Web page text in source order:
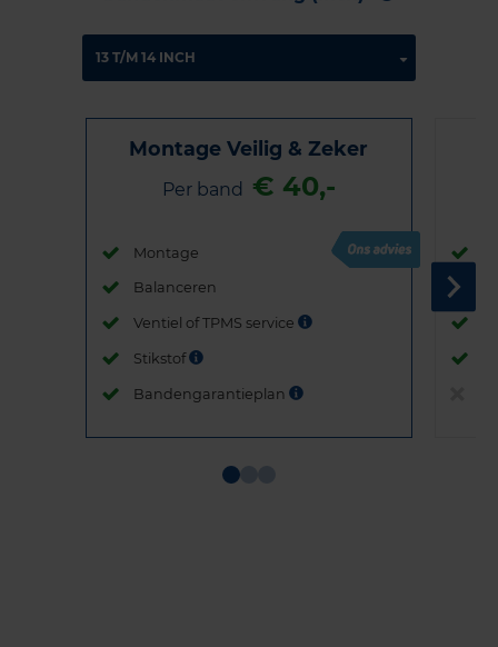
Montage Veilig & Zeker
Per band € 40,-
Montage
Balanceren
Ventiel of TPMS service
Stikstof
Bandengarantieplan